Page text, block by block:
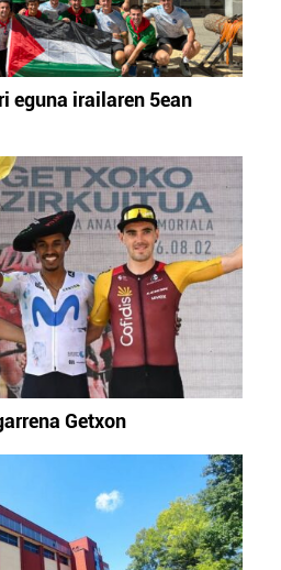
eguna irailaren 5ean
Getxon